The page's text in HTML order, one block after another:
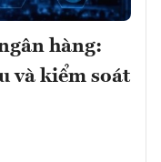
hàng:
và kiểm soát